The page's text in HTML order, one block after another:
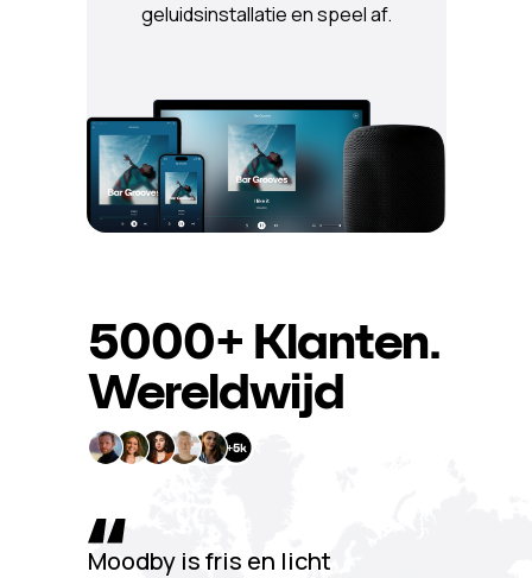
geluidsinstallatie en speel af.
Moodby is fris en licht
5000+ Klanten.
Wereldwijd